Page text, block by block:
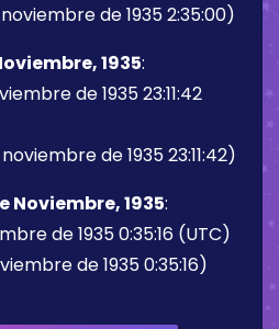
de 1935 2:35:00)
1935:
de 1935 23:11:42
de 1935 23:11:42)
1935:
de 1935 0:35:16 (UTC)
de 1935 0:35:16)